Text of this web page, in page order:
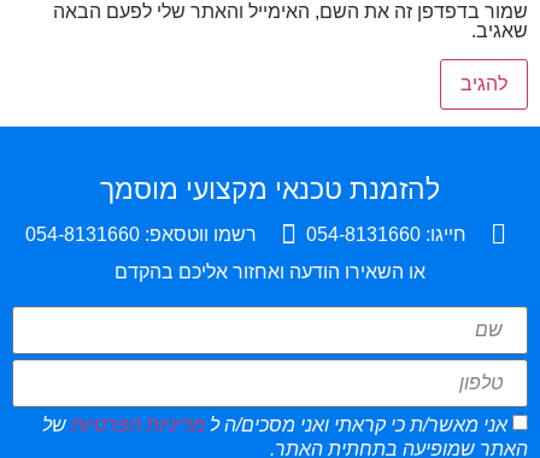
שמור בדפדפן זה את השם, האימייל והאתר שלי לפעם הבאה
שאגיב.
להזמנת טכנאי מקצועי מוסמך
חייגו: 054-8131660
רשמו ווטסאפ: 054-8131660
או השאירו הודעה ואחזור אליכם בהקדם
אני מאשר/ת כי קראתי ואני מסכים/ה ל מדיניות הפרטיות של
האתר שמופיעה בתחתית האתר.